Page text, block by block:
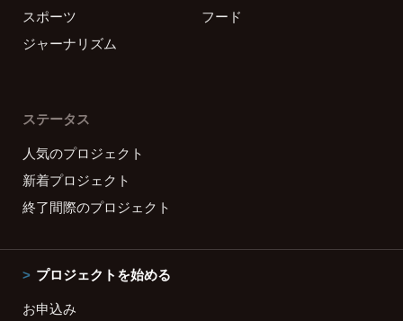
スポーツ
フード
ジャーナリズム
ステータス
人気のプロジェクト
新着プロジェクト
終了間際のプロジェクト
プロジェクトを始める
お申込み